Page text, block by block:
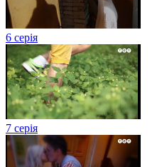
6 серія
7 серія